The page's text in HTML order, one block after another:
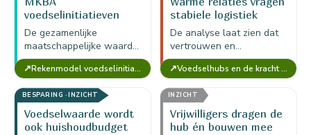
voedselinitiatieven
Amsterdam-Noord: 32
initiatieven samen
circa €15 miljoen
maatschappelijke
waarde per jaar
De gezamenlijke
maatschappelijke waarde
van tweeëndertig
voedselinitiatieven in
Amsterdam-Noord komt
uit op circa €15 miljoen
per jaar.
↗ Rekenmodel voedselinitiatief — MKBA Food (versie voor 1 initiatief)
stabiele logistiek
De analyse laat zien dat
vertrouwen en
toegankelijkheid sterk zijn,
maar duurzaam blijven
alleen als aanbod,
planning, koeling en
vervoer…
↗ Voedselhubs en de kracht van Voedselcirkel Amsterdam
BESPARING · INZICHT
Voedselwaarde wordt
ook huishoudbudget
INZICHT
Vrijwilligers dragen de
hub én bouwen mee